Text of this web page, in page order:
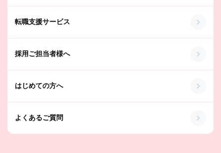
転職支援サービス
採用ご担当者様へ
はじめての方へ
よくあるご質問